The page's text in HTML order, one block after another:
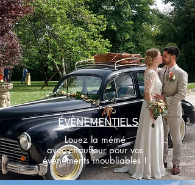
ÉVÈNEMENTIELS
Louez la mémé
avec chauffeur pour vos
événements inoubliables !